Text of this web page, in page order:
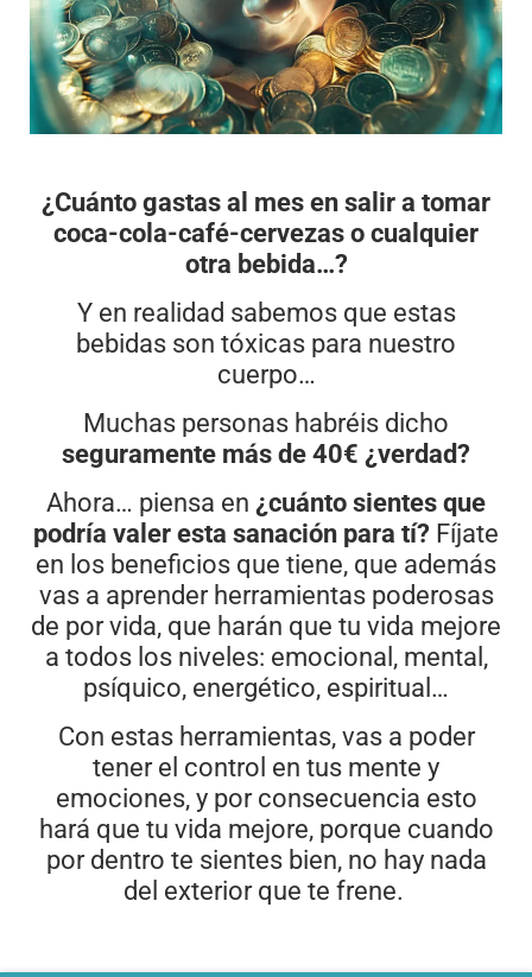
¿Cuánto gastas al mes en salir a tomar
coca-cola-café-cervezas o cualquier
otra bebida…?
Y en realidad sabemos que estas
bebidas son tóxicas para nuestro
cuerpo…
Muchas personas habréis dicho
seguramente más de 40€ ¿verdad?
Ahora… piensa en ¿cuánto sientes que
podría valer esta sanación para tí? Fíjate
en los beneficios que tiene, que además
vas a aprender herramientas poderosas
de por vida, que harán que tu vida mejore
a todos los niveles: emocional, mental,
psíquico, energético, espiritual…
Con estas herramientas, vas a poder
tener el control en tus mente y
emociones, y por consecuencia esto
hará que tu vida mejore, porque cuando
por dentro te sientes bien, no hay nada
del exterior que te frene.